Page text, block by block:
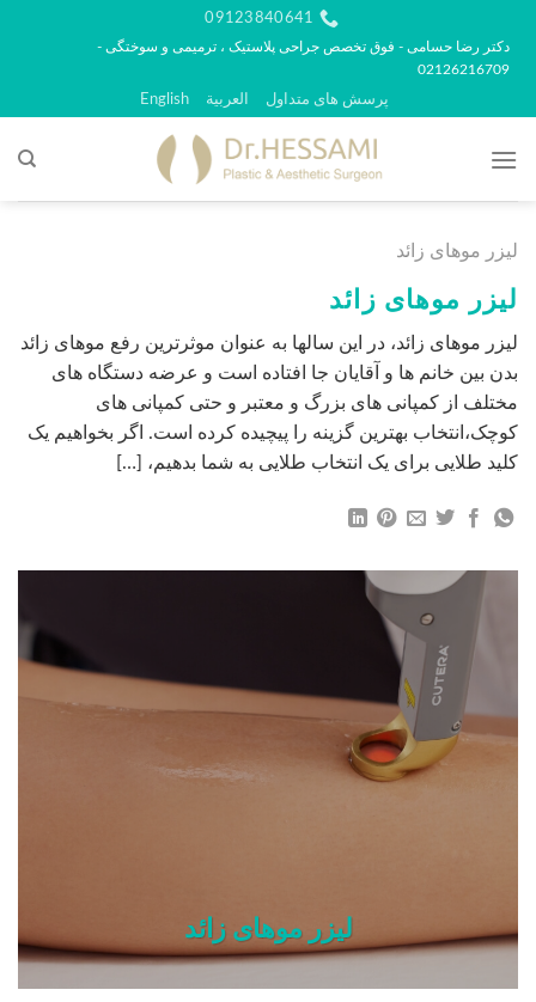
محتوا
09123840641
دکتر رضا حسامی - فوق تخصص جراحی پلاستیک ، ترمیمی و سوختگی -
02126216709
پرسش های متداول العربية English
لیزر موهای زائد
لیزر موهای زائد
لیزر موهای زائد، در این سالها به عنوان موثرترین رفع موهای زائد
بدن بین خانم ها و آقایان جا افتاده است و عرضه دستگاه های
مختلف از کمپانی های بزرگ و معتبر و حتی کمپانی های
کوچک،انتخاب بهترین گزینه را پیچیده کرده است. اگر بخواهیم یک
کلید طلایی برای یک انتخاب طلایی به شما بدهیم، […]
لیزر موهای زائد